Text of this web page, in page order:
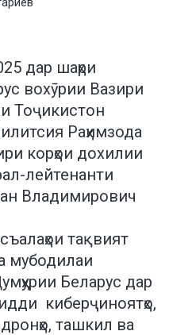
дар шаҳри
вохӯрии Вазири
Тоҷикистон
Раҳимзода
корҳои дохилии
лейтенанти
Владимирович
тақвият
мубодилаи
Беларус дар
киберҷиноятҳо,
ташкил ва